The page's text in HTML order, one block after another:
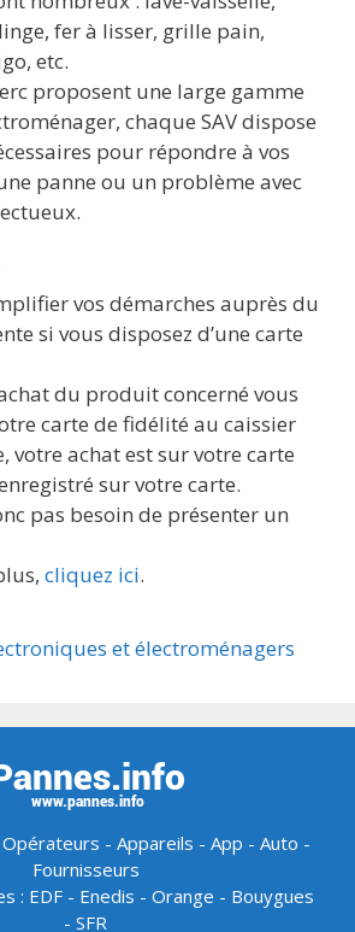
fer à lisser, grille pain,
etc.
proposent une large gamme
chaque SAV dispose
pour répondre à vos
panne ou un problème avec
vos démarches auprès du
si vous disposez d’une carte
du produit concerné vous
carte de fidélité au caissier
votre achat est sur votre carte
sur votre carte.
pas besoin de présenter un
cliquez ici.
et électroménagers
Opérateurs - Appareils - App - Auto -
Fournisseurs
: EDF- Enedis - Orange - Bouygues
- SFR